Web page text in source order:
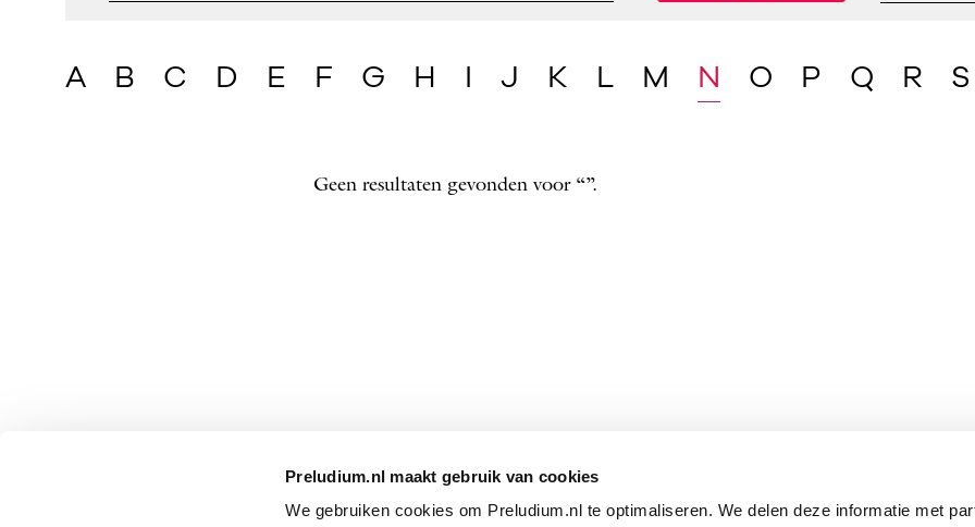
Preludium.nl maakt gebruik van cookies
We gebruiken cookies om Preludium.nl te optimaliseren. We delen deze informatie met
A B C D E F G H J K L M N O P Q R S
Geen resultaten gevonden voor “”.